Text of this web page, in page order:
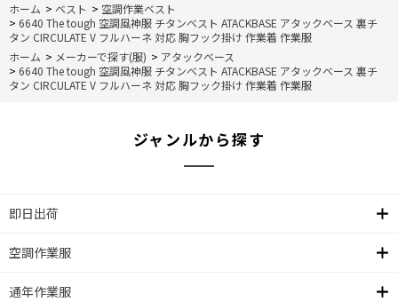
ホーム > ベスト > 空調作業ベスト
> 6640 The tough 空調風神服 チタンベスト ATACKBASE アタックベース 裏チ
タン CIRCULATE V フルハーネ 対応 胸フック掛け 作業着 作業服
ホーム > メーカーで探す(服) > アタックベース
> 6640 The tough 空調風神服 チタンベスト ATACKBASE アタックベース 裏チ
タン CIRCULATE V フルハーネ 対応 胸フック掛け 作業着 作業服
ジャンルから探す
即日出荷
空調作業服
通年作業服